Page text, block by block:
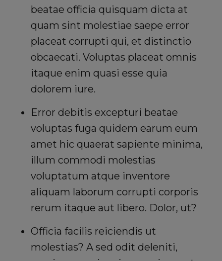
beatae officia quisquam dicta at
quam sint molestiae saepe error
placeat corrupti qui, et distinctio
obcaecati. Voluptas placeat omnis
itaque enim quasi esse quia
dolorem iure.
Error debitis excepturi beatae
voluptas fuga quidem earum eum
amet hic quaerat sapiente minima,
illum commodi molestias
voluptatum atque inventore
aliquam laborum corrupti corporis
rerum itaque aut libero. Dolor, ut?
Officia facilis reiciendis ut
molestias? A sed odit deleniti,